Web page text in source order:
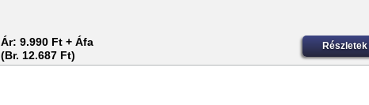
Ár: 9.990 Ft + Áfa
(Br. 12.687 Ft)
Részletek